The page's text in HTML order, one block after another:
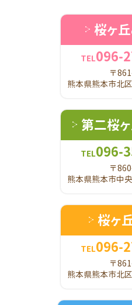
桜ヶ
TEL096-
〒
熊本県熊本市北
第二桜
TEL096-
〒
熊本県熊本市中
桜ヶ
TEL096-
〒
熊本県熊本市北